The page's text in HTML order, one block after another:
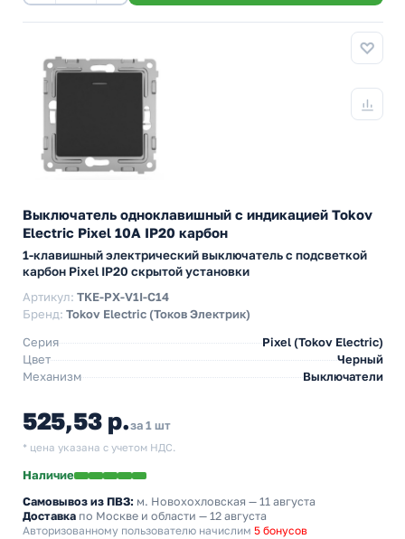
Выключатель одноклавишный с индикацией Tokov
Electric Pixel 10А IP20 карбон
1-клавишный электрический выключатель с подсветкой
карбон Pixel IP20 скрытой установки
Артикул: TKE-PX-V1I-C14
Бренд: Tokov Electric (Токов Электрик)
Серия
Pixel (Tokov Electric)
Цвет
Черный
Механизм
Выключатели
525,53 р.за 1 шт
* цена указана с учетом НДС.
Наличие
Самовывоз из ПВЗ: м. Новохохловская — 11 августа
Доставка по Москве и области — 12 августа
Авторизованному пользователю начислим 5 бонусов